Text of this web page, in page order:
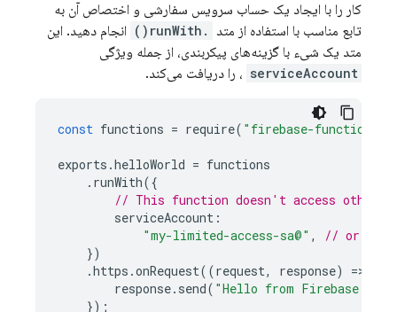
کار را با ایجاد یک حساب سرویس سفارشی و اختصاص آن به
تابع مناسب با استفاده از متد
.runWith()
انجام دهید. این
متد یک شیء با گزینه‌های پیکربندی، از جمله ویژگی
serviceAccount ، را دریافت می‌کند.
const functions = require( "firebase-functions/
exports .helloWorld = functions
. runWith({
// This function doesn't access other
serviceAccount :
"my-limited-access-sa@" ,
// or
})
.https .onRequest((request, response) =>
response. send( "Hello from Firebase!"
});